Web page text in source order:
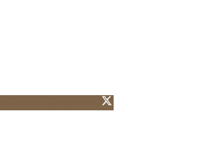
Guardar no Pinterest